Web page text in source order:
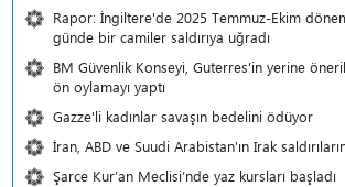
Rapor: İngiltere'de 2025 Temmuz-Ekim
günde bir camiler saldırıya uğradı
BM Güvenlik Konseyi, Guterres'in yerine
ön oylamayı yaptı
Gazze'li kadınlar savaşın bedelini ödüyor
İran, ABD ve Suudi Arabistan'ın Irak
Şarce Kur’an Meclisi’nde yaz kursları başladı